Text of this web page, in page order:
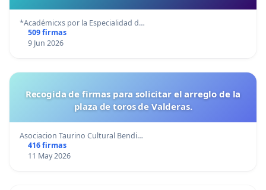
*Académicxs por la Especialidad d…
509 firmas
9 Jun 2026
Recogida de firmas para solicitar el arreglo de la
plaza de toros de Valderas.
Asociacion Taurino Cultural Bendi…
416 firmas
11 May 2026